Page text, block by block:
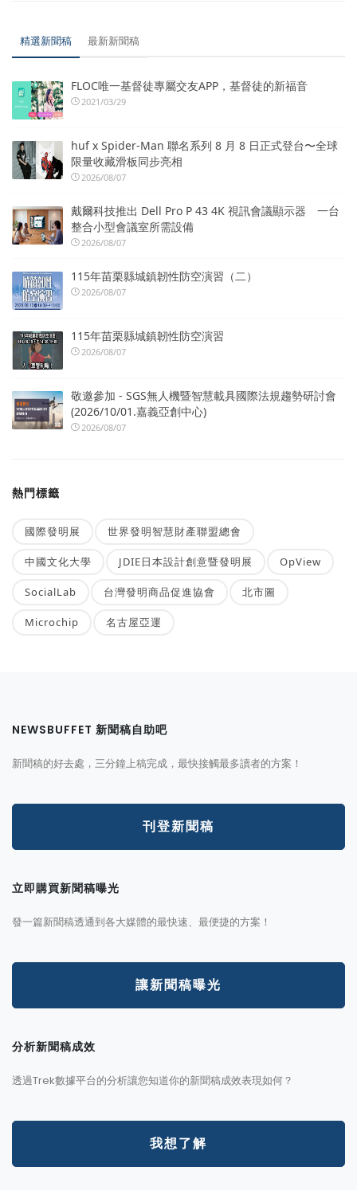
精選新聞稿 最新新聞稿
FLOC唯一基督徒專屬交友APP，基督徒的新福音
2021/03/29
huf x Spider-Man 聯名系列 8 月 8 日正式登台〜全球
限量收藏滑板同步亮相
2026/08/07
戴爾科技推出 Dell Pro P 43 4K 視訊會議顯示器 一台
整合小型會議室所需設備
2026/08/07
115年苗栗縣城鎮韌性防空演習（二）
2026/08/07
115年苗栗縣城鎮韌性防空演習
2026/08/07
敬邀參加 - SGS無人機暨智慧載具國際法規趨勢研討會
(2026/10/01.嘉義亞創中心)
2026/08/07
熱門標籤
國際發明展 世界發明智慧財產聯盟總會
中國文化大學 JDIE日本設計創意暨發明展 OpView
SocialLab 台灣發明商品促進協會 北市圖
Microchip 名古屋亞運
NEWSBUFFET 新聞稿自助吧
新聞稿的好去處，三分鐘上稿完成，最快接觸最多讀者的方案！
刊登新聞稿
立即購買新聞稿曝光
發一篇新聞稿透通到各大媒體的最快速、最便捷的方案！
讓新聞稿曝光
分析新聞稿成效
透過Trek數據平台的分析讓您知道你的新聞稿成效表現如何？
我想了解